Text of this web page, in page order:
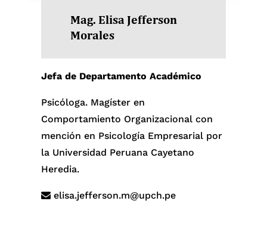
Mag. Elisa Jefferson
Morales
Jefa de Departamento Académico
Psicóloga. Magíster en
Comportamiento Organizacional con
mención en Psicología Empresarial por
la Universidad Peruana Cayetano
Heredia.
elisa.jefferson.m@upch.pe